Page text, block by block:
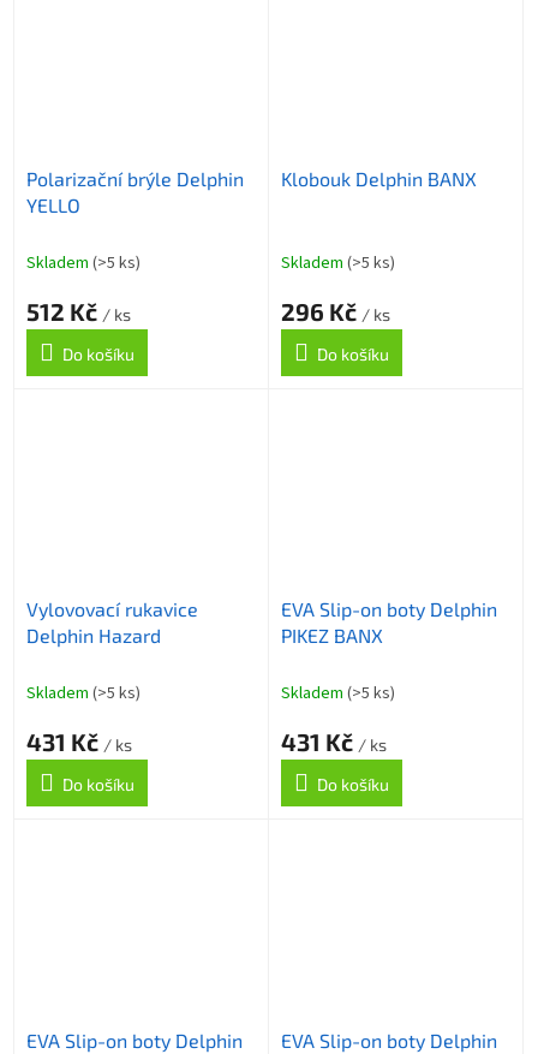
Polarizační brýle Delphin
YELLO
Skladem (>5 ks)
512 Kč / ks
Do košíku
Klobouk Delphin BANX
Skladem (>5 ks)
296 Kč / ks
Do košíku
Vylovovací rukavice
Delphin Hazard
Skladem (>5 ks)
431 Kč / ks
Do košíku
EVA Slip-on boty Delphin
PIKEZ BANX
Skladem (>5 ks)
431 Kč / ks
Do košíku
EVA Slip-on boty Delphin
EVA Slip-on boty Delphin